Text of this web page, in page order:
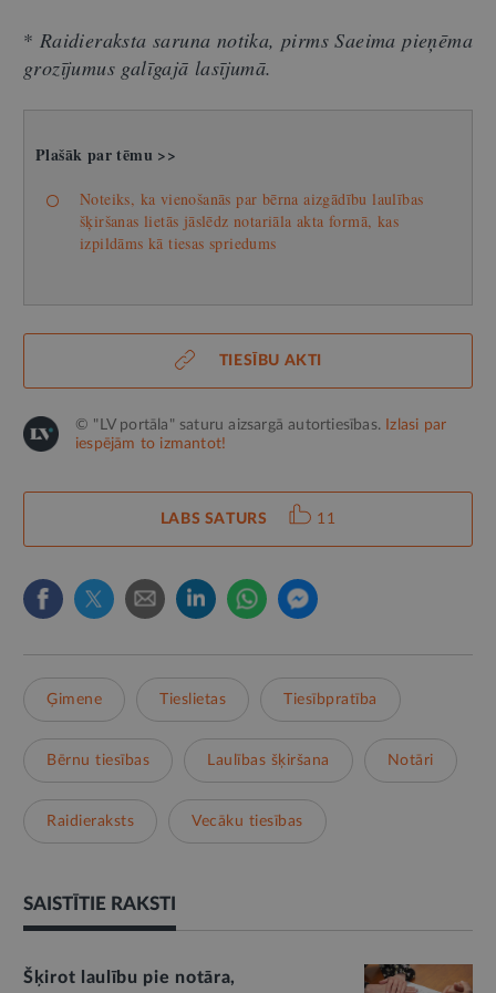
* Raidieraksta saruna notika, pirms Saeima pieņēma
grozījumus galīgajā lasījumā.
Plašāk par tēmu >>
Noteiks, ka vienošanās par bērna aizgādību laulības
šķiršanas lietās jāslēdz notariāla akta formā, kas
izpildāms kā tiesas spriedums
TIESĪBU AKTI
© "LV portāla" saturu aizsargā autortiesības.
Izlasi par
iespējām to izmantot!
LABS SATURS 11
Ģimene Tieslietas Tiesībpratība
Bērnu tiesības Laulības šķiršana Notāri
Raidieraksts Vecāku tiesības
SAISTĪTIE RAKSTI
Šķirot laulību pie notāra,